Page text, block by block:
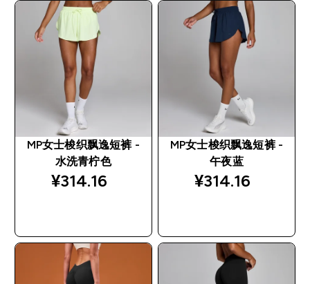
MP女士梭织飘逸短裤 -
水洗青柠色
¥314.16‎
MP女士梭织飘逸短裤 -
午夜蓝
¥314.16‎